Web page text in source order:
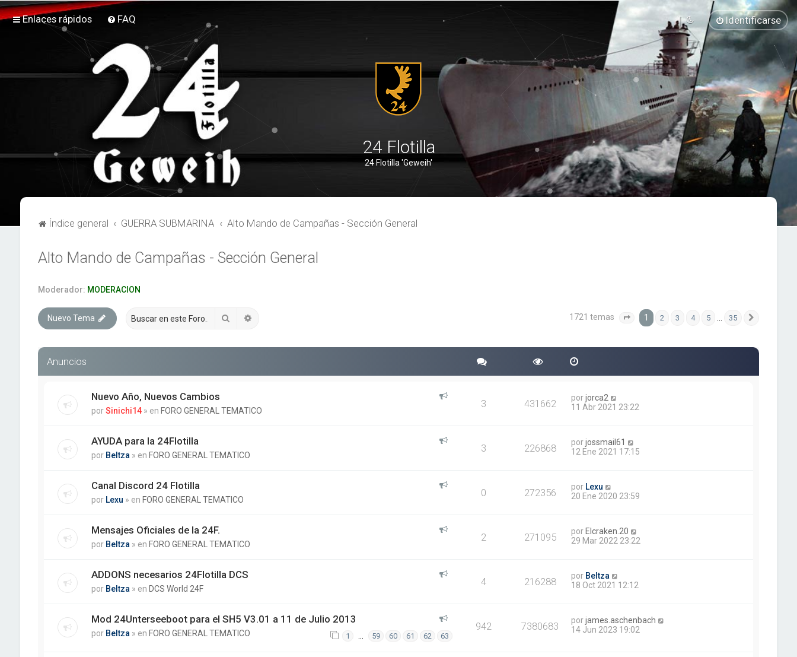
Enlaces rápidos FAQ Identificarse
24 Flotilla
24 Flotilla 'Geweih'
Índice general GUERRA SUBMARINA Alto Mando de Campañas - Sección General
Alto Mando de Campañas - Sección General
Moderador: MODERACION
Nuevo Tema Buscar 1721 temas Página 1de 35
1 2 3 4 5 35
Anuncios
Nuevo Año, Nuevos Cambios
porSinichi14 » en FORO GENERAL TEMATICO
3 431662 porjorca2
11 Abr 2021 23:22
AYUDA para la 24Flotilla
por Beltza » en FORO GENERAL TEMATICO
3 226868 porjossmail61
12 Ene 2021 17:15
Canal Discord 24 Flotilla
por Lexu » en FORO GENERAL TEMATICO
0 272356 por Lexu
20 Ene 2020 23:59
Mensajes Oficiales de la 24F.
por Beltza » en FORO GENERAL TEMATICO
2 271095 por Elcraken.20
29 Mar 2022 23:22
ADDONS necesarios 24Flotilla DCS
por Beltza » en DCS World 24F
4 216288 por Beltza
18 Oct 2021 12:12
Mod 24Unterseeboot para el SH5 V3.01 a 11 de Julio 2013
por Beltza » en FORO GENERAL TEMATICO 1 … 59 60 61 62 63
942 7380683 porjames.aschenbach
14 Jun 2023 19:02